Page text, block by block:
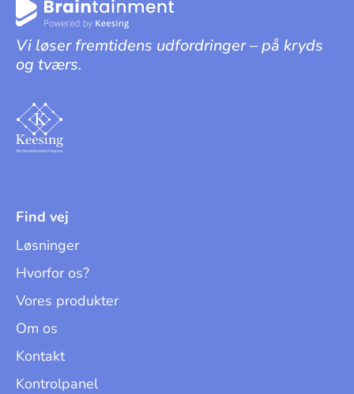
Vi løser fremtidens udfordringer – på kryds
og tværs.
Find vej
Løsninger
Hvorfor os?
Vores produkter
Om os
Kontakt
Kontrolpanel